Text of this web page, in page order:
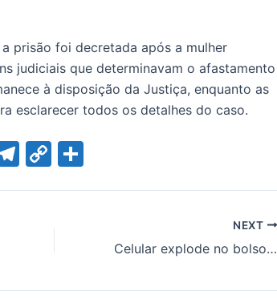
prisão foi decretada após a mulher
judiciais que determinavam o afastamento
à disposição da Justiça, enquanto as
esclarecer todos os detalhes do caso.
T
m
C
y
Li
n
NEXT
Celular explode no bolso de jovem durante compras em Anápolis, VEJA VÍDEO